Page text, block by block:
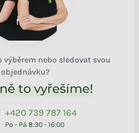
výběrem nebo sledovat svou
objednávku?
to vyřešíme!
+420 739 787 164
Po - Pá 8:30 - 16:00